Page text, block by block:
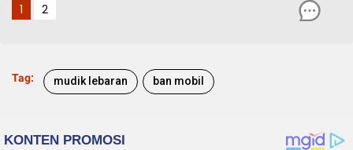
1 2
Tag: mudik lebaran ban mobil